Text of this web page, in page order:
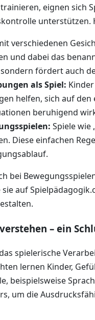
eignen sich
unterstützen.
verschiedenen
und dabei das
fördert auch
als Spiel:
helfen, sich auf
beruhigend
Spiele wie
Diese einfachen
bei
auf
– ein
spielerische
lernen Kinder,
beispielsweise
um die